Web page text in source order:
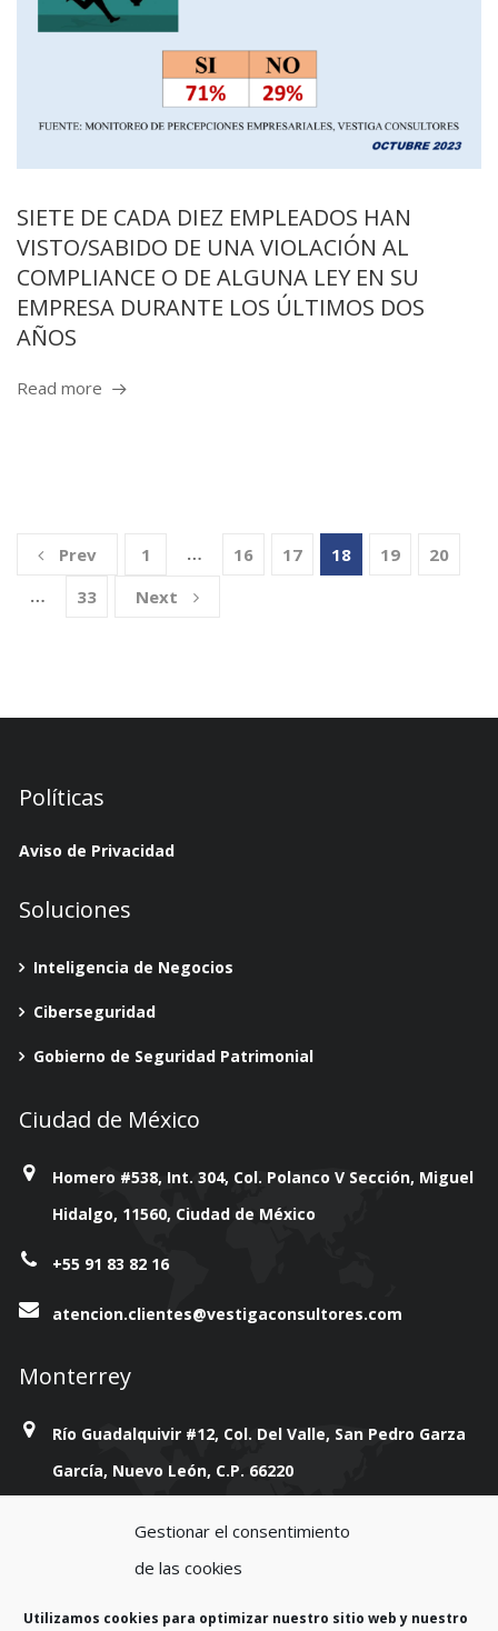
Gestionar el consentimiento
de las cookies
Utilizamos cookies para optimizar nuestro sitio web y nuestro
SIETE DE CADA DIEZ EMPLEADOS HAN
VISTO/SABIDO DE UNA VIOLACIÓN AL
COMPLIANCE O DE ALGUNA LEY EN SU
EMPRESA DURANTE LOS ÚLTIMOS DOS
AÑOS
Read more
Prev 1 … 16 17 18 19
20
…
33 Next
Políticas
Aviso de Privacidad
Soluciones
Inteligencia de Negocios
Ciberseguridad
Gobierno de Seguridad Patrimonial
Ciudad de México
Homero #538, Int. 304, Col. Polanco V Sección, Miguel
Hidalgo, 11560, Ciudad de México
+55 91 83 82 16
atencion.clientes@vestigaconsultores.com
Monterrey
Río Guadalquivir #12, Col. Del Valle, San Pedro Garza
García, Nuevo León, C.P. 66220
atencion.clientes@vestigaconsultores.com